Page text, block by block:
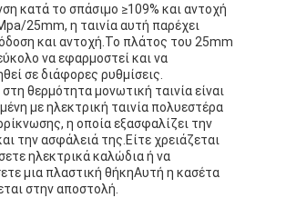
κατά το σπάσιμο ≥109% και αντοχή
25mm, η ταινία αυτή παρέχει
και αντοχή.Το πλάτος του 25mm
να εφαρμοστεί και να
σε διάφορες ρυθμίσεις.
θερμότητα μονωτική ταινία είναι
με ηλεκτρική ταινία πολυεστέρα
η οποία εξασφαλίζει την
την ασφάλειά της.Είτε χρειάζεται
ηλεκτρικά καλώδια ή να
μια πλαστική θήκηΑυτή η κασέτα
στην αποστολή.